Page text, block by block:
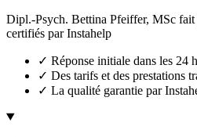
Dipl.-Psych. Bettina Pfeiffer, MSc fait
certifiés par Instahelp
✓ Réponse initiale dans les 24
✓ Des tarifs et des prestations
✓ La qualité garantie par